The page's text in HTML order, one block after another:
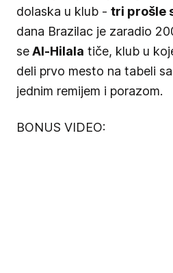
dolaska u klub - tri prošle
dana Brazilac je zaradio
seAl-Hilala tiče, klub u
deli prvo mesto na tabeli
jednim remijem i porazom.
BONUS VIDEO: